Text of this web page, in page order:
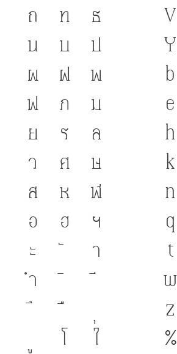
ถ
ท
ธ
น
บ
ป
ผ
ฝ
พ
ฟ
ภ
ม
ย
ร
ล
ว
ศ
ษ
ส
ห
ฬ
อ
ฮ
ฯ
ะ
า
ำ
โ
ใ
V
Y
b
e
h
k
n
q
t
w
z
%